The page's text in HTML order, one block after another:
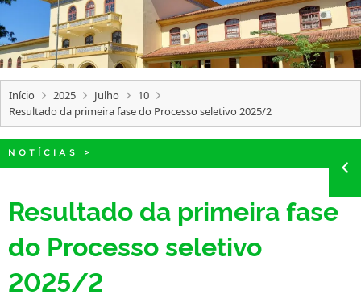
OUVIDORIA
PORTARIAS
Início 2025 Julho
10
Resultado da primeira fase do Processo seletivo 2025/2
NOTÍCIAS >
Resultado da primeira fase
do Processo seletivo
2025/2